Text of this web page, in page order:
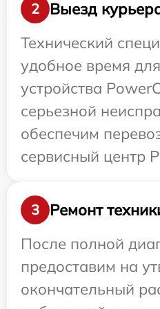
2
Выезд
Технический
удобное время
устройства
серьезной
обеспечим
сервисный центр
3
Ремонт
После полной
предоставим на
окончательный